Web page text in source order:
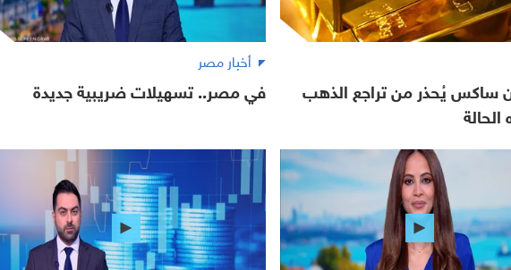
ساكس يُحذر من تراجع الذهب
أخبار مصر
في مصر.. تسهيلات ضريبية جديدة